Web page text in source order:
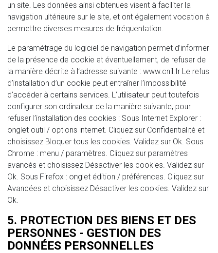
un site. Les données ainsi obtenues visent à faciliter la
navigation ultérieure sur le site, et ont également vocation à
permettre diverses mesures de fréquentation.
Le paramétrage du logiciel de navigation permet d’informer
de la présence de cookie et éventuellement, de refuser de
la manière décrite à l’adresse suivante : www.cnil.fr Le refus
d’installation d’un cookie peut entraîner l’impossibilité
d’accéder à certains services. L’utilisateur peut toutefois
configurer son ordinateur de la manière suivante, pour
refuser l’installation des cookies : Sous Internet Explorer :
onglet outil / options internet. Cliquez sur Confidentialité et
choisissez Bloquer tous les cookies. Validez sur Ok. Sous
Chrome : menu / paramètres. Cliquez sur paramètres
avancés et choisissez Désactiver les cookies. Validez sur
Ok. Sous Firefox : onglet édition / préférences. Cliquez sur
Avancées et choisissez Désactiver les cookies. Validez sur
Ok.
5. PROTECTION DES BIENS ET DES
PERSONNES - GESTION DES
DONNÉES PERSONNELLES